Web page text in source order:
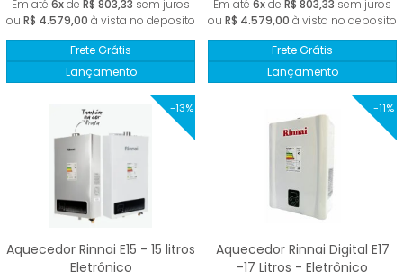
Em até 6xde R$ 803,33 sem juros
ou R$ 4.579,00 à vista no deposito
Frete Grátis
Lançamento
Em até 6xde R$ 803,33 sem juros
ou R$ 4.579,00 à vista no deposito
Frete Grátis
Lançamento
-13%
Aquecedor Rinnai E15 - 15 litros
Eletrônico
-11%
Aquecedor Rinnai Digital E17
-17 Litros - Eletrônico